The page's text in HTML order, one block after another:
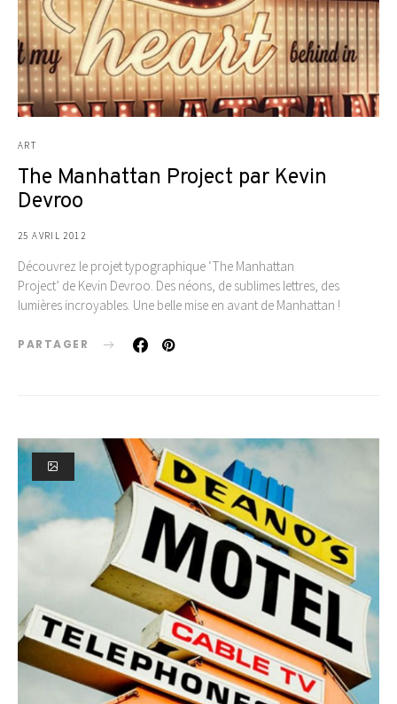
ART
The Manhattan Project par Kevin
Devroo
25 AVRIL 2012
Découvrez le projet typographique ‘The Manhattan
Project’ de Kevin Devroo. Des néons, de sublimes lettres, des
lumières incroyables. Une belle mise en avant de Manhattan !
PARTAGER